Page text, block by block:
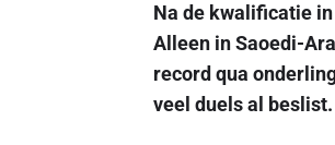
Na de kwalificatie
Alleen in Saoedi-
record qua
veel duels al beslist.